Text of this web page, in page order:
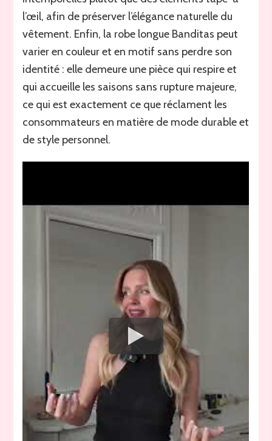
l’œil, afin de préserver l’élégance naturelle du
vêtement. Enfin, la robe longue Banditas peut
varier en couleur et en motif sans perdre son
identité : elle demeure une pièce qui respire et
qui accueille les saisons sans rupture majeure,
ce qui est exactement ce que réclament les
consommateurs en matière de mode durable et
de style personnel.